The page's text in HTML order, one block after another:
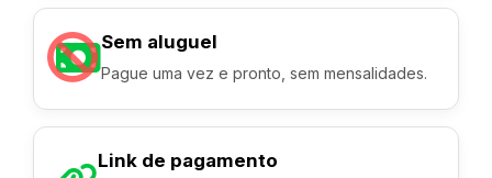
Sem aluguel
Pague uma vez e pronto, sem mensalidades.
Link de pagamento